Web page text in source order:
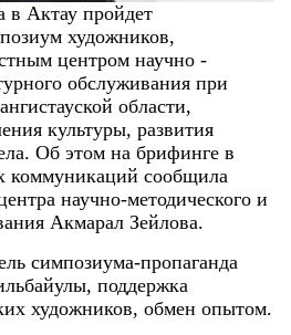
в Актау пройдет
художников,
центром научно -
обслуживания при
области,
культуры, развития
Об этом на брифинге в
коммуникаций сообщила
научно-методического и
Акмарал Зейлова.
симпозиума-пропаганда
поддержка
художников, обмен опытом.